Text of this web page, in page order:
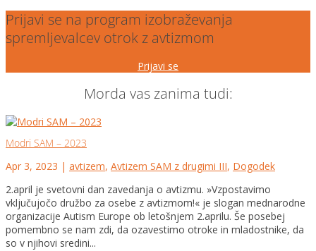
Prijavi se na program izobraževanja
spremljevalcev otrok z avtizmom
Prijavi se
Morda vas zanima tudi:
Modri SAM – 2023
Apr 3, 2023 | avtizem, Avtizem SAM z drugimi III, Dogodek
2.april je svetovni dan zavedanja o avtizmu. »Vzpostavimo
vključujočo družbo za osebe z avtizmom!« je slogan mednarodne
organizacije Autism Europe ob letošnjem 2.aprilu. Še posebej
pomembno se nam zdi, da ozavestimo otroke in mladostnike, da
so v njihovi sredini...